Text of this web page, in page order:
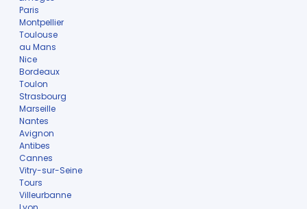
Paris
Montpellier
Toulouse
au Mans
Nice
Bordeaux
Toulon
Strasbourg
Marseille
Nantes
Avignon
Antibes
Cannes
Vitry-sur-Seine
Tours
Villeurbanne